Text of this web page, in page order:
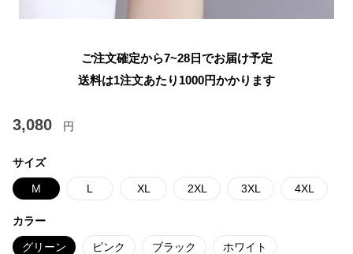
ご注文確定から7~28日でお届け予定
送料は1注文あたり 1000円かかります
3,080 円
サイズ
M L XL 2XL 3XL 4XL
カラー
グリーン ピンク ブラック ホワイト